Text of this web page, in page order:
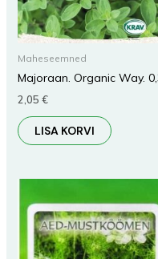
Maheseemned
Majoraan. Organic Way.
2,05 €
LISA KORVI